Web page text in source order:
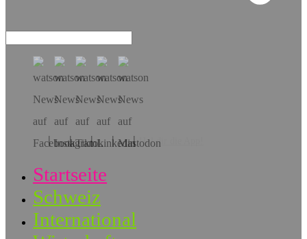
Hol dir die App!
Startseite
Schweiz
International